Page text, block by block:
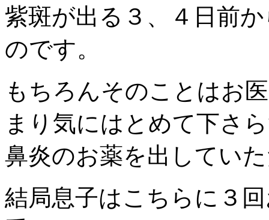
紫斑が出る３、４日前
のです。
もちろんそのことはお
まり気にはとめて下さ
鼻炎のお薬を出してい
結局息子はこちらに３